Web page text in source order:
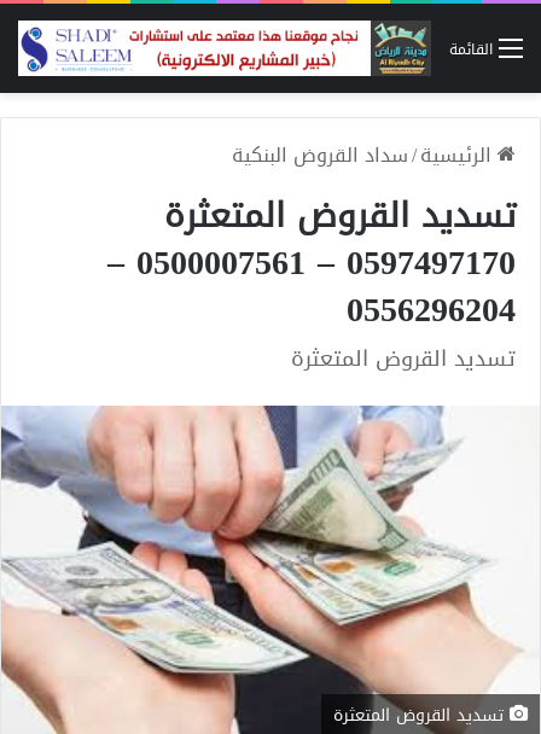
القائمة
الرئيسية/سداد القروض البنكية
تسديد القروض المتعثرة
0597497170 – 0500007561 –
0556296204
تسديد القروض المتعثرة
تسديد القروض المتعثرة